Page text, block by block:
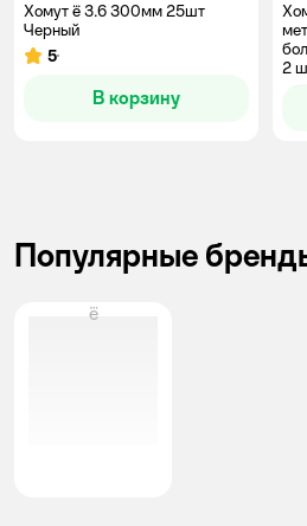
Хомут ё 3.6 300мм 25шт
Черный
Рейтинг:
5
В корзину
2
Популярные
ё